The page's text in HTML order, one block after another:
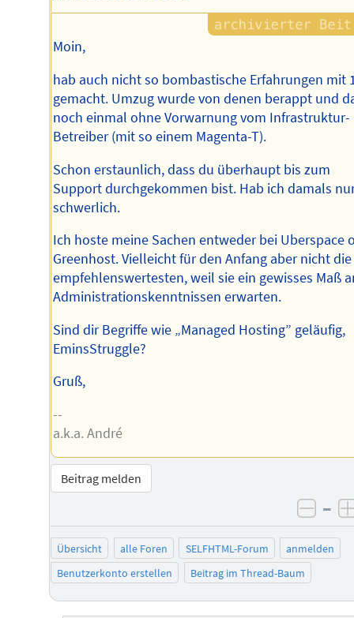
Moin,
hab auch nicht so bombastische Erfahrungen mit
gemacht. Umzug wurde von denen berappt und
noch einmal ohne Vorwarnung vom Infrastruktur-
Betreiber (mit so einem Magenta-T).
Schon erstaunlich, dass du überhaupt bis zum
Support durchgekommen bist. Hab ich damals
schwerlich.
Ich hoste meine Sachen entweder bei Uberspace
Greenhost. Vielleicht für den Anfang aber nicht die
empfehlenswertesten, weil sie ein gewisses Maß
Administrationskenntnissen erwarten.
Sind dir Begriffe wie „Managed Hosting” geläufig,
EminsStruggle?
Gruß,
--
a.k.a. André
Beitrag melden
–
Übersicht alle Foren SELFHTML-Forum
anmelden
Benutzerkonto erstellen
Beitrag im Thread-Baum